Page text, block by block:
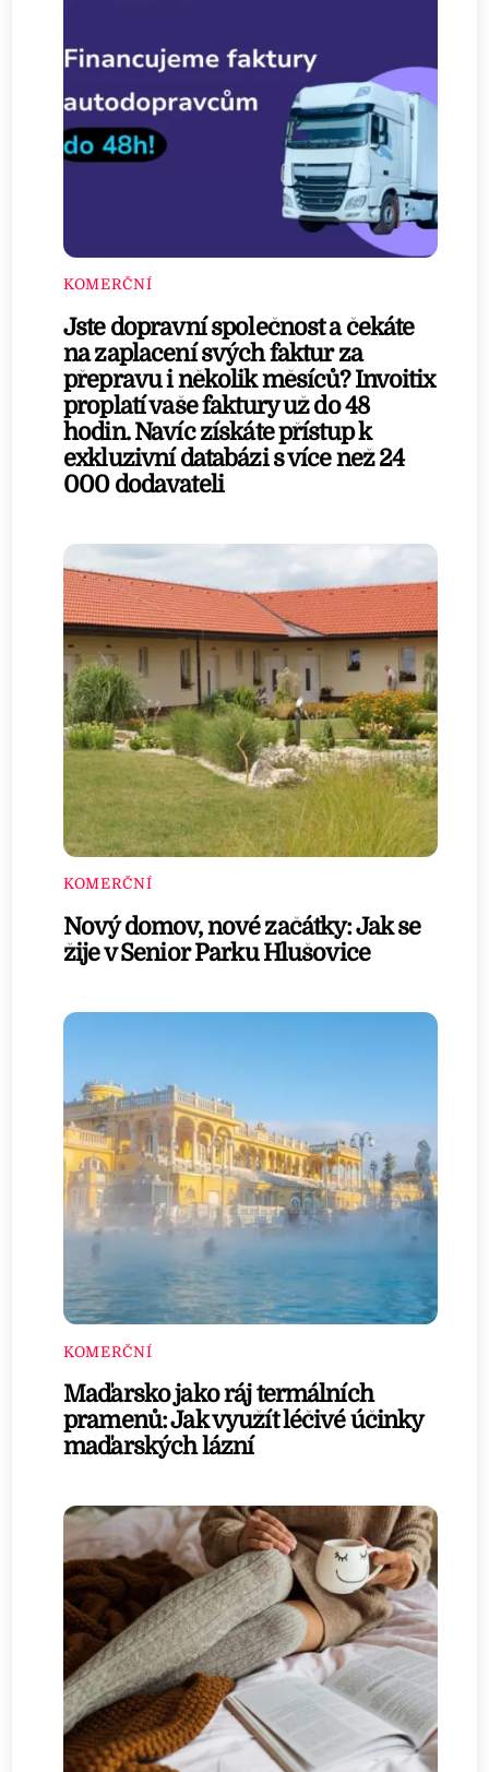
KOMERČNÍ
Jste dopravní společnost a čekáte
na zaplacení svých faktur za
přepravu i několik měsíců? Invoitix
proplatí vaše faktury už do 48
hodin. Navíc získáte přístup k
exkluzivní databázi s více než 24
000 dodavateli
KOMERČNÍ
Nový domov, nové začátky: Jak se
žije v Senior Parku Hlušovice
KOMERČNÍ
Maďarsko jako ráj termálních
pramenů: Jak využít léčivé účinky
maďarských lázní